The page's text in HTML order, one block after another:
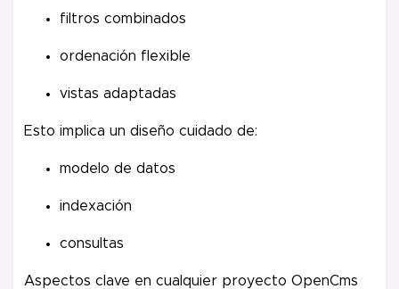
filtros combinados
ordenación flexible
vistas adaptadas
Esto implica un diseño cuidado de:
modelo de datos
indexación
consultas
Aspectos clave en cualquier proyecto OpenCms